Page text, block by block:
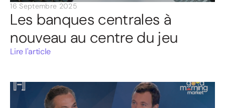
16 Septembre 2025
Les banques centrales à
nouveau au centre du jeu
Lire l'article